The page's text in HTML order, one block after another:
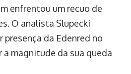
enfrentou um recuo de
O analista Slupecki
presença da Edenred no
magnitude da sua queda